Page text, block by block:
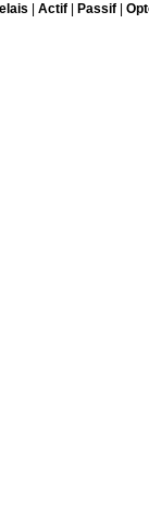
Actif| Passif|